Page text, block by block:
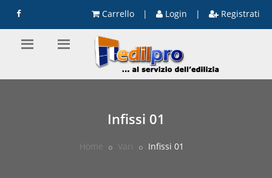
Carrello | Login | Registrati
Infissi 01
Home Vari Infissi 01